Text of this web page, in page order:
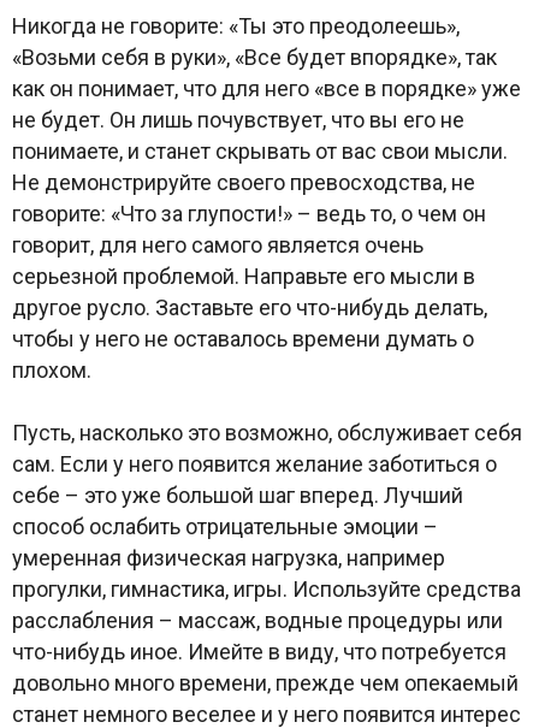
Никогда не говорите: «Ты это преодолеешь»,
«Возьми себя в руки», «Все будет впорядке», так
как он понимает, что для него «все в порядке» уже
не будет. Он лишь почувствует, что вы его не
понимаете, и станет скрывать от вас свои мысли.
Не демонстрируйте своего превосходства, не
говорите: «Что за глупости!» – ведь то, о чем он
говорит, для него самого является очень
серьезной проблемой. Направьте его мысли в
другое русло. Заставьте его что-нибудь делать,
чтобы у него не оставалось времени думать о
плохом.
Пусть, насколько это возможно, обслуживает себя
сам. Если у него появится желание заботиться о
себе – это уже большой шаг вперед. Лучший
способ ослабить отрицательные эмоции –
умеренная физическая нагрузка, например
прогулки, гимнастика, игры. Используйте средства
расслабления – массаж, водные процедуры или
что-нибудь иное. Имейте в виду, что потребуется
довольно много времени, прежде чем опекаемый
станет немного веселее и у него появится интерес